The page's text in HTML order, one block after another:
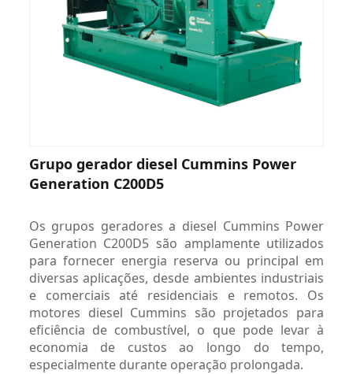
Grupo gerador diesel Cummins Power
Generation C200D5
Os grupos geradores a diesel Cummins Power
Generation C200D5 são amplamente utilizados
para fornecer energia reserva ou principal em
diversas aplicações, desde ambientes industriais
e comerciais até residenciais e remotos. Os
motores diesel Cummins são projetados para
eficiência de combustível, o que pode levar à
economia de custos ao longo do tempo,
especialmente durante operação prolongada.